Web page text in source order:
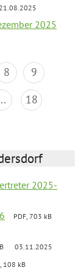
2025
8
9
18
2025-
PDF, 703 kB
03.11.2025
108 kB